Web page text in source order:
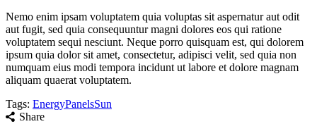
Nemo enim ipsam voluptatem quia voluptas sit aspernatur aut odit
aut fugit, sed quia consequuntur magni dolores eos qui ratione
voluptatem sequi nesciunt. Neque porro quisquam est, qui dolorem
ipsum quia dolor sit amet, consectetur, adipisci velit, sed quia non
numquam eius modi tempora incidunt ut labore et dolore magnam
aliquam quaerat voluptatem.
Tags: EnergyPanelsSun
Share